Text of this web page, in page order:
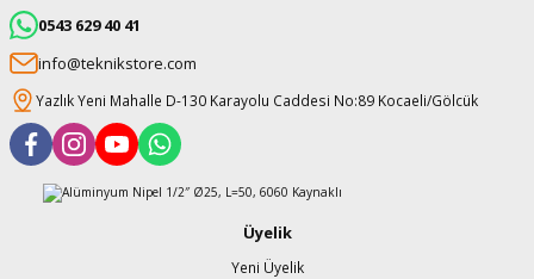
0543 629 40 41
info@teknikstore.com
Yazlık Yeni Mahalle D-130 Karayolu Caddesi No:89 Kocaeli/Gölcük
Üyelik
Yeni Üyelik